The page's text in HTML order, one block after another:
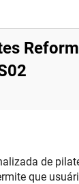
de
que